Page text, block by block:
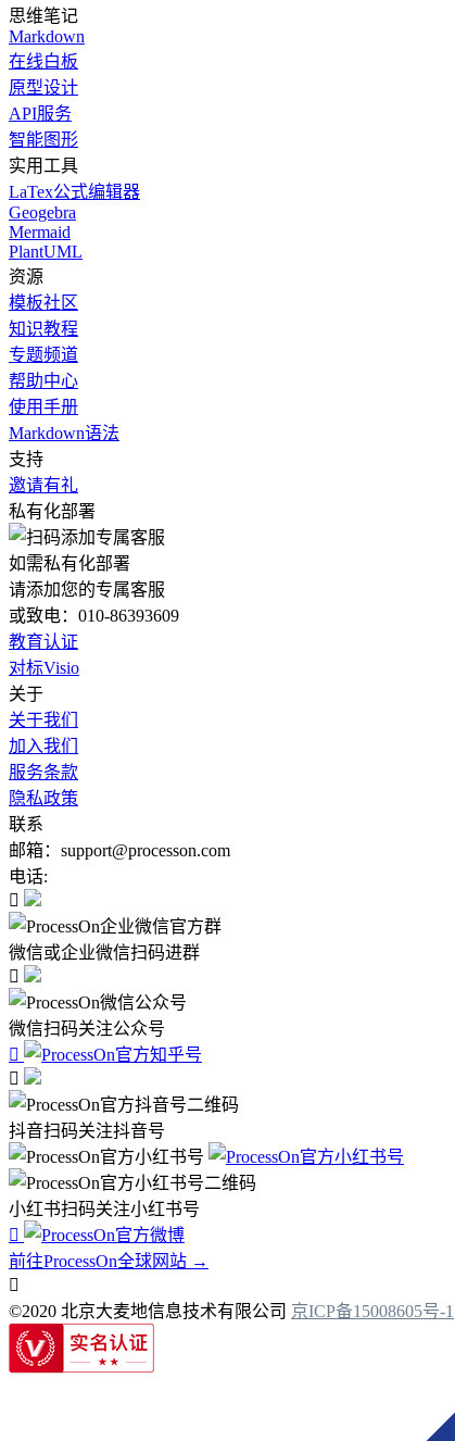
思维笔记
Markdown
在线白板
原型设计
API服务
智能图形
实用工具
LaTex公式编辑器
Geogebra
Mermaid
PlantUML
资源
模板社区
知识教程
专题频道
帮助中心
使用手册
Markdown语法
支持
邀请有礼
私有化部署
如需私有化部署
请添加您的专属客服
或致电：010-86393609
教育认证
对标Visio
关于
关于我们
加入我们
服务条款
隐私政策
联系
邮箱：support@processon.com
电话:

微信或企业微信扫码进群

微信扫码关注公众号


抖音扫码关注抖音号
小红书扫码关注小红书号

前往ProcessOn全球网站 →

©2020 北京大麦地信息技术有限公司 京ICP备15008605号-1